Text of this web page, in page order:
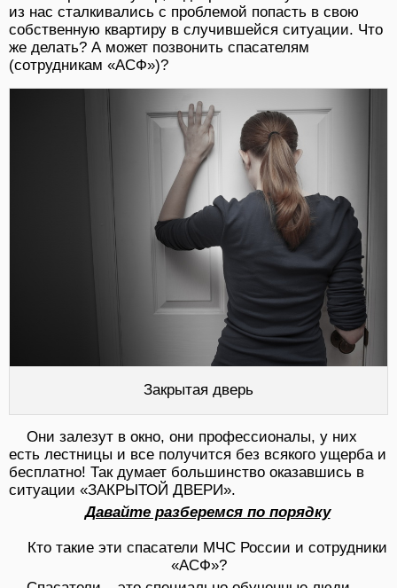
из нас сталкивались с проблемой попасть в свою
собственную квартиру в случившейся ситуации. Что
же делать? А может позвонить спасателям
(сотрудникам «АСФ»)?
Закрытая дверь
Они залезут в окно, они профессионалы, у них
есть лестницы и все получится без всякого ущерба и
бесплатно! Так думает большинство оказавшись в
ситуации «ЗАКРЫТОЙ ДВЕРИ».
Давайте разберемся по порядку
Кто такие эти спасатели МЧС России и сотрудники
«АСФ»?